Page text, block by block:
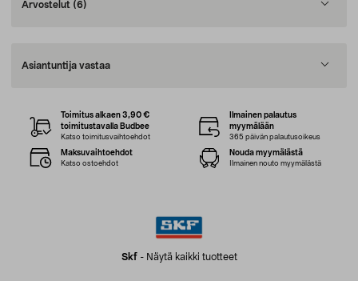
Arvostelut (6)
Asiantuntija vastaa
Skf- Näytä kaikki tuotteet
Toimitus alkaen 3,90 €
toimitustavalla Budbee
Katso toimitusvaihtoehdot
Ilmainen palautus
myymälään
365 päivän palautusoikeus
Maksuvaihtoehdot
Katso ostoehdot
Nouda myymälästä
Ilmainen nouto myymälästä